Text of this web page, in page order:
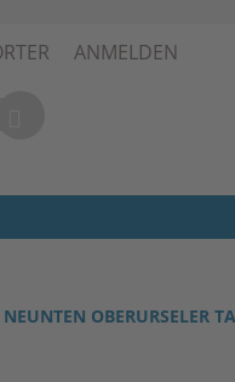
ANMELDEN
OBERURSELER